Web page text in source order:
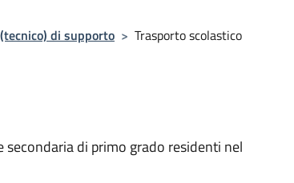
di supporto > Trasporto scolastico
secondaria di primo grado residenti nel